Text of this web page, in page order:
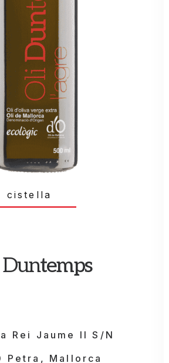
cistella
Duntemps
Rei Jaume II S/N
Petra, Mallorca